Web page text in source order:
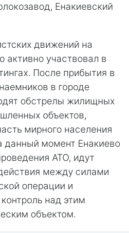
Енакиевский
движений на
активно участвовал в
После прибытия в
в городе
обстрелы жилищных
объектов,
мирного населения
данный момент Енакиево
АТО, идут
между силами
операции и
над этим
объектом.